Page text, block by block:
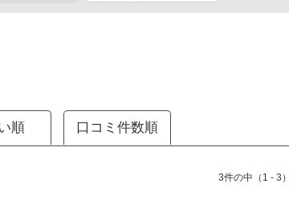
順 口コミ件数順
3件の中（1 - 3